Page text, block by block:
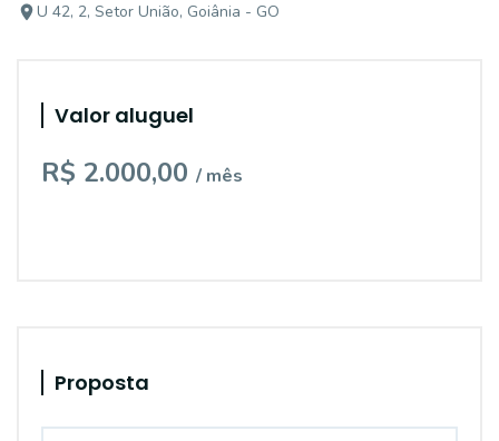
U 42, 2, Setor União, Goiânia - GO
Valor aluguel
R$ 2.000,00 / mês
Proposta